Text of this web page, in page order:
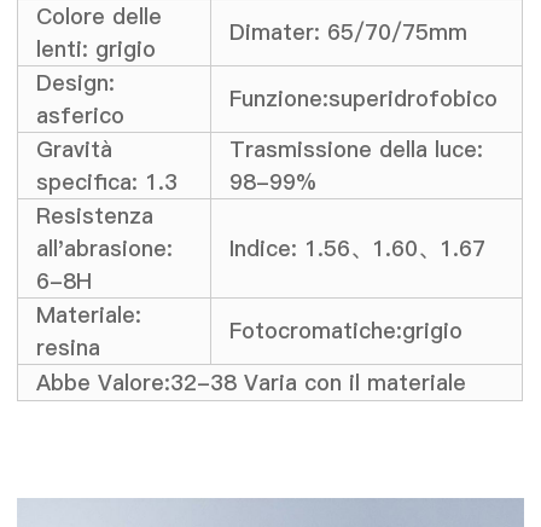
Colore delle
lenti: grigio
Dimater: 65/70/75mm
Design:
asferico
Funzione:superidrofobico
Gravità
specifica: 1.3
Trasmissione della luce:
98-99%
Resistenza
all'abrasione:
6-8H
Indice: 1.56、1.60、1.67
Materiale:
resina
Fotocromatiche:grigio
Abbe Valore:32-38 Varia con il materiale